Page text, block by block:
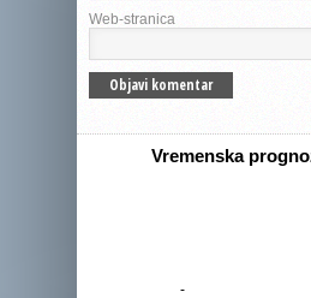
Web-stranica
Vremenska
-